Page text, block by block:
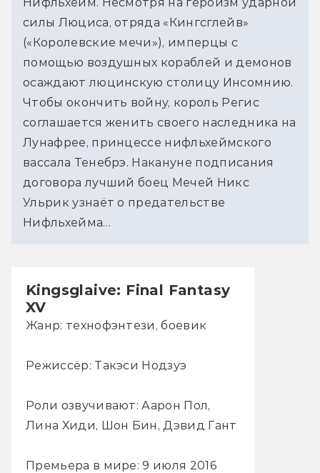
силы Люциса, отряда «Кингсглейв»
(«Королевские мечи»), имперцы с
помощью воздушных кораблей и демонов
осаждают люцинскую столицу Инсомнию.
Чтобы окончить войну, король Регис
соглашается женить своего наследника на
Лунафрее, принцессе нифльхеймского
вассала Тенебрэ. Накануне подписания
договора лучший боец Мечей Никс
Ульрик узнаёт о предательстве
Нифльхейма…
Kingsglaive: Final Fantasy
XV
Жанр: технофэнтези, боевик
Режиссёр: Такэси Нодзуэ
Роли озвучивают: Аарон Пол,
Лина Хиди, Шон Бин, Дэвид Гант
Премьера в мире: 9 июля 2016